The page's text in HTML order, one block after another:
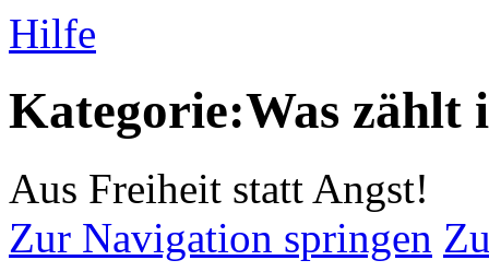
Hilfe
Kategorie:Was zählt
Aus Freiheit statt Angst!
Zur Navigation springen